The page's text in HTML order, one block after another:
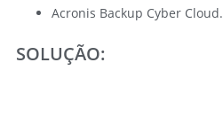
Acronis Backup Cyber Cloud.
SOLUÇÃO: